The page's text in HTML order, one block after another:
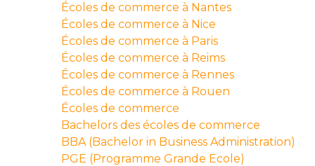
Écoles de commerce à Nantes
Écoles de commerce à Nice
Écoles de commerce à Paris
Écoles de commerce à Reims
Écoles de commerce à Rennes
Écoles de commerce à Rouen
Écoles de commerce
Bachelors des écoles de commerce
BBA (Bachelor in Business Administration)
PGE (Programme Grande Ecole)